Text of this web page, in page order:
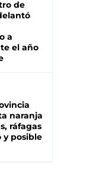
de
a
el año
naranja
ráfagas
y posible